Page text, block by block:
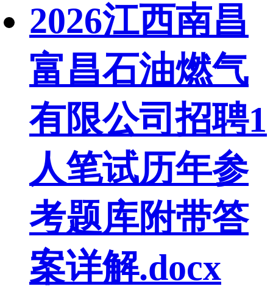
2026江西南昌
富昌石油燃气
有限公司招聘1
人笔试历年参
考题库附带答
案详解.docx